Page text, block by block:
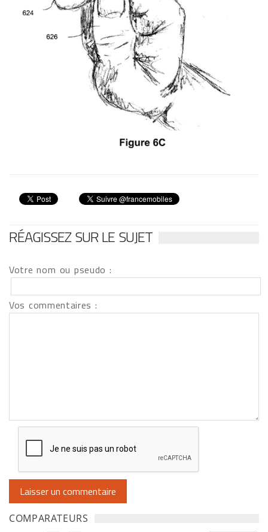
RÉAGISSEZ SUR LE SUJET
Votre nom ou pseudo :
Vos commentaires :
COMPARATEURS